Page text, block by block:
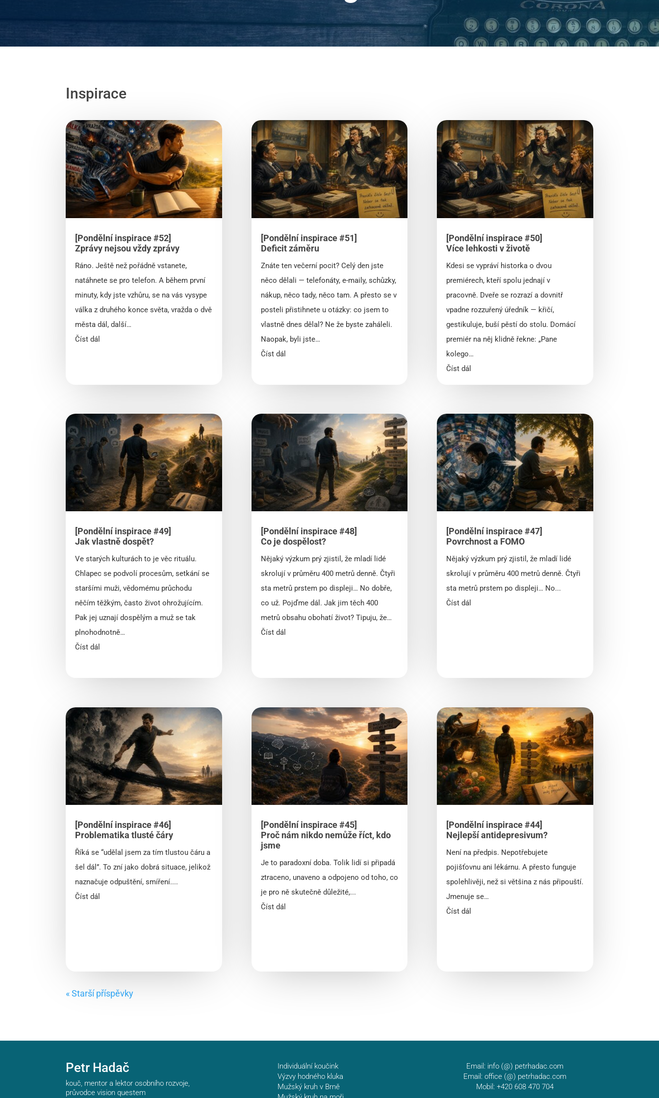
Inspirace
[Pondělní inspirace #52]
Zprávy nejsou vždy zprávy
Ráno. Ještě než pořádně vstanete,
natáhnete se pro telefon. A během první
minuty, kdy jste vzhůru, se na vás vysype
válka z druhého konce světa, vražda o dvě
města dál, další…
Číst dál
[Pondělní inspirace #49]
Jak vlastně dospět?
Ve starých kulturách to je věc rituálu.
Chlapec se podvolí procesům, setkání se
staršími muži, vědomému průchodu
něčím těžkým, často život ohrožujícím.
Pak jej uznají dospělým a muž se tak
plnohodnotně…
Číst dál
[Pondělní inspirace #46]
Problematika tlusté čáry
Říká se “udělal jsem za tím tlustou čáru a
šel dál”. To zní jako dobrá situace, jelikož
naznačuje odpuštění, smíření....
Číst dál
[Pondělní inspirace #51]
Deficit záměru
Znáte ten večerní pocit? Celý den jste
něco dělali — telefonáty, e-maily, schůzky,
nákup, něco tady, něco tam. A přesto se v
posteli přistihnete u otázky: co jsem to
vlastně dnes dělal? Ne že byste zaháleli.
Naopak, byli jste…
Číst dál
[Pondělní inspirace #48]
Co je dospělost?
Nějaký výzkum prý zjistil, že mladí lidé
skrolují v průměru 400 metrů denně. Čtyři
sta metrů prstem po displeji… No dobře,
co už. Pojďme dál. Jak jim těch 400
metrů obsahu obohatí život? Tipuju, že…
Číst dál
[Pondělní inspirace #45]
Proč nám nikdo nemůže říct, kdo
jsme
Je to paradoxní doba. Tolik lidí si připadá
ztraceno, unaveno a odpojeno od toho, co
je pro ně skutečně důležité,...
Číst dál
[Pondělní inspirace #50]
Více lehkosti v životě
Kdesi se vypráví historka o dvou
premiérech, kteří spolu jednají v
pracovně. Dveře se rozrazí a dovnitř
vpadne rozzuřený úředník — křičí,
gestikuluje, buší pěstí do stolu. Domácí
premiér na něj klidně řekne: „Pane
kolego…
Číst dál
[Pondělní inspirace #47]
Povrchnost a FOMO
Nějaký výzkum prý zjistil, že mladí lidé
skrolují v průměru 400 metrů denně. Čtyři
sta metrů prstem po displeji… No...
Číst dál
[Pondělní inspirace #44]
Nejlepší antidepresivum?
Není na předpis. Nepotřebujete
pojišťovnu ani lékárnu. A přesto funguje
spolehlivěji, než si většina z nás připouští.
Jmenuje se…
Číst dál
« Starší příspěvky
Petr Hadač
kouč, mentor a lektor osobního rozvoje,
průvodce vision questem
Individuální koučink
Výzvy hodného kluka
Mužský kruh v Brně
Email: info (@) petrhadac.com
Email:office (@) petrhadac.com
Mobil: +420 608 470 704